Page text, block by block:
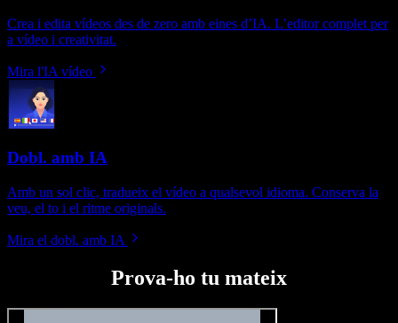
Crea i edita vídeos des de zero amb eines d’IA. L’editor complet per
a vídeo i creativitat.
Mira l'IA vídeo
Dobl. amb IA
Amb un sol clic, tradueix el vídeo a qualsevol idioma. Conserva la
veu, el to i el ritme originals.
Mira el dobl. amb IA
Prova-ho tu mateix